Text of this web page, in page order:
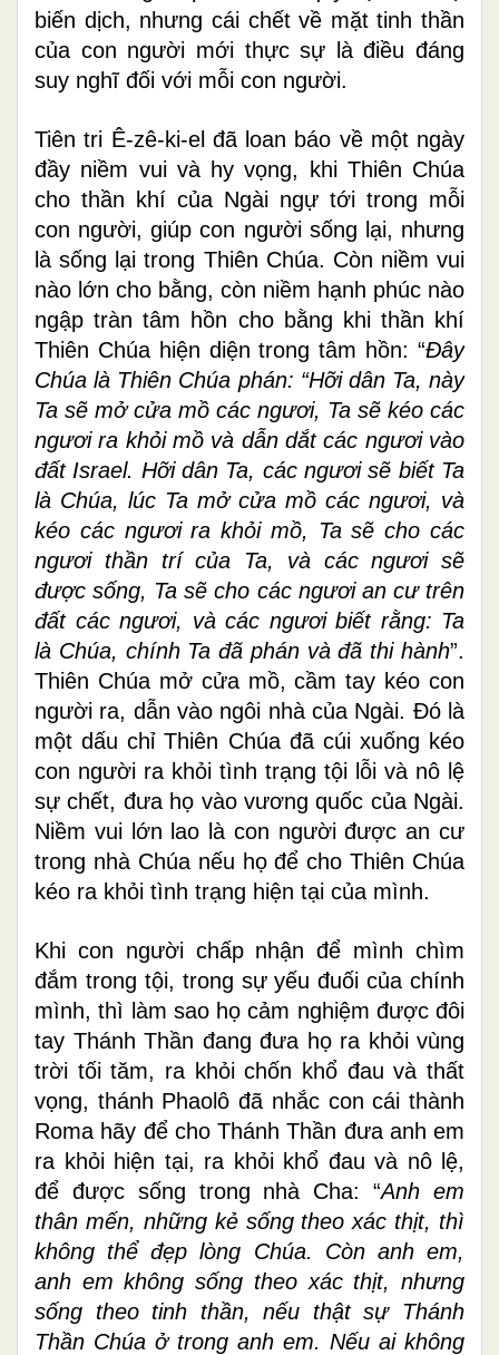
biến dịch, nhưng cái chết về mặt tinh thần
của con người mới thực sự là điều đáng
suy nghĩ đối với mỗi con người.
Tiên tri Ê-zê-ki-el đã loan báo về một ngày
đầy niềm vui và hy vọng, khi Thiên Chúa
cho thần khí của Ngài ngự tới trong mỗi
con người, giúp con người sống lại, nhưng
là sống lại trong Thiên Chúa. Còn niềm vui
nào lớn cho bằng, còn niềm hạnh phúc nào
ngập tràn tâm hồn cho bằng khi thần khí
Thiên Chúa hiện diện trong tâm hồn: “Ðây
Chúa là Thiên Chúa phán: “Hỡi dân Ta, này
Ta sẽ mở cửa mồ các ngươi, Ta sẽ kéo các
ngươi ra khỏi mồ và dẫn dắt các ngươi vào
đất Israel. Hỡi dân Ta, các ngươi sẽ biết Ta
là Chúa, lúc Ta mở cửa mồ các ngươi, và
kéo các ngươi ra khỏi mồ, Ta sẽ cho các
ngươi thần trí của Ta, và các ngươi sẽ
được sống, Ta sẽ cho các ngươi an cư trên
đất các ngươi, và các ngươi biết rằng: Ta
là Chúa, chính Ta đã phán và đã thi hành”.
Thiên Chúa mở cửa mồ, cầm tay kéo con
người ra, dẫn vào ngôi nhà của Ngài. Đó là
một dấu chỉ Thiên Chúa đã cúi xuống kéo
con người ra khỏi tình trạng tội lỗi và nô lệ
sự chết, đưa họ vào vương quốc của Ngài.
Niềm vui lớn lao là con người được an cư
trong nhà Chúa nếu họ để cho Thiên Chúa
kéo ra khỏi tình trạng hiện tại của mình.
Khi con người chấp nhận để mình chìm
đắm trong tội, trong sự yếu đuối của chính
mình, thì làm sao họ cảm nghiệm được đôi
tay Thánh Thần đang đưa họ ra khỏi vùng
trời tối tăm, ra khỏi chốn khổ đau và thất
vọng, thánh Phaolô đã nhắc con cái thành
Roma hãy để cho Thánh Thần đưa anh em
ra khỏi hiện tại, ra khỏi khổ đau và nô lệ,
để được sống trong nhà Cha: “Anh em
thân mến, những kẻ sống theo xác thịt, thì
không thể đẹp lòng Chúa. Còn anh em,
anh em không sống theo xác thịt, nhưng
sống theo tinh thần, nếu thật sự Thánh
Thần Chúa ở trong anh em. Nếu ai không